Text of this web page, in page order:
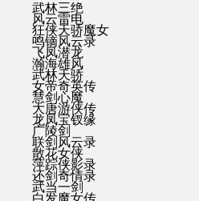
武林三绝
风云雷电
狂侠天骄魔女
鸣镝风云录
飞凤潜龙
瀚海雄风
武林天骄
女帝奇英传
慧剑心魔
大唐游侠传
龙凤宝钗缘
广陵剑
联剑风云录
散花女侠
萍踪侠影录
还剑奇情录
武当一剑